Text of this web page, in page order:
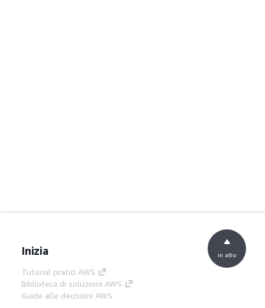
Inizia
Tutorial pratici AWS
Biblioteca di soluzioni AWS
Guide alle decisioni AWS
in alto